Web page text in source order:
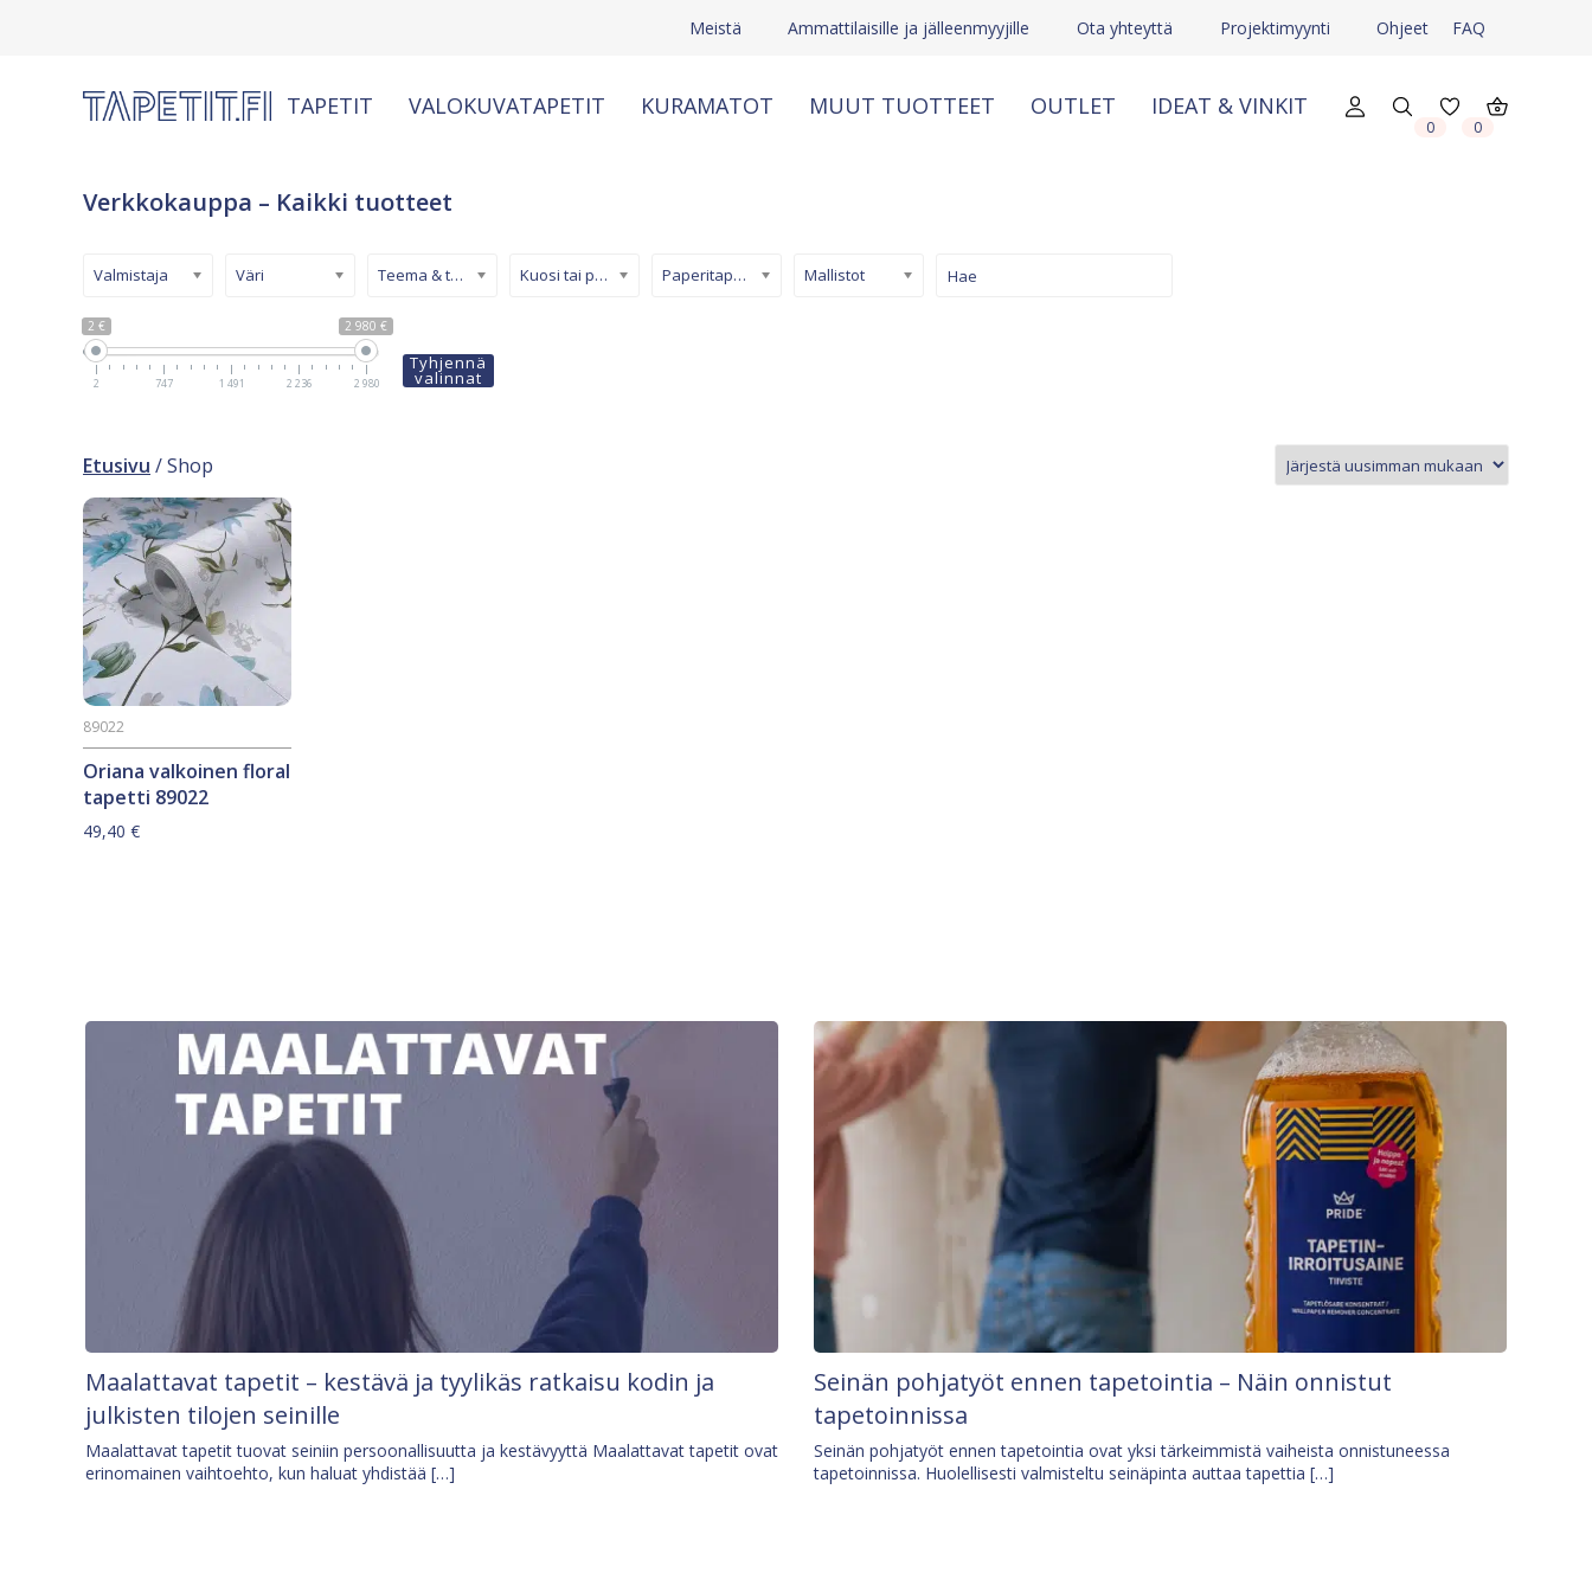
Meistä Ammattilaisille ja jälleenmyyjille Ota yhteyttä Projektimyynti Ohjeet FAQ
TAPETIT VALOKUVATAPETIT KURAMATOT MUUT TUOTTEET OUTLET IDEAT & VINKIT
0 0
Verkkokauppa – Kaikki tuotteet
2 € 2 980 €
2 747 1 491 2 236 2 980
Valmistaja Väri Teema & tyyli Kuosi tai pinta Paperitapetti Mallistot
Tyhjennä
valinnat
Etusivu / Shop
Oriana valkoinen floral
tapetti 89022
89022
49,40 €
Maalattavat tapetit – kestävä ja tyylikäs ratkaisu kodin ja
julkisten tilojen seinille
Maalattavat tapetit tuovat seiniin persoonallisuutta ja kestävyyttä Maalattavat tapetit ovat
erinomainen vaihtoehto, kun haluat yhdistää […]
Seinän pohjatyöt ennen tapetointia – Näin onnistut
tapetoinnissa
Seinän pohjatyöt ennen tapetointia ovat yksi tärkeimmistä vaiheista onnistuneessa
tapetoinnissa. Huolellisesti valmisteltu seinäpinta auttaa tapettia […]